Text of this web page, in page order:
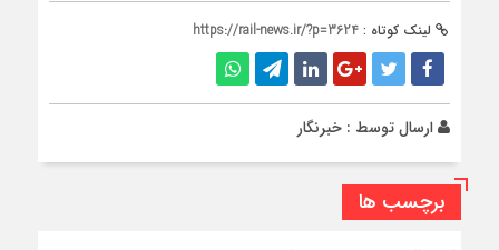
لینک کوتاه : https://rail-news.ir/?p=3624
ارسال توسط : خبرنگار
برچسب ها